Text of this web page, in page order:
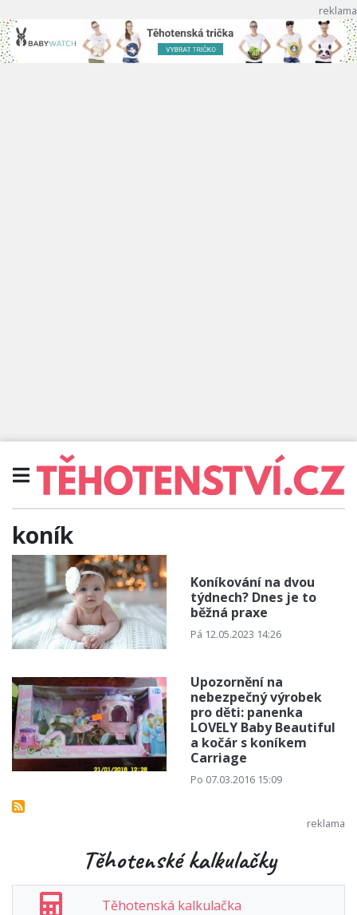
koník
Koníkování na dvou
týdnech? Dnes je to
běžná praxe
Pá 12.05.2023 14:26
Upozornění na
nebezpečný výrobek
pro děti: panenka
LOVELY Baby Beautiful
a kočár s koníkem
Carriage
Po 07.03.2016 15:09
Těhotenské kalkulačky
Těhotenská kalkulačka